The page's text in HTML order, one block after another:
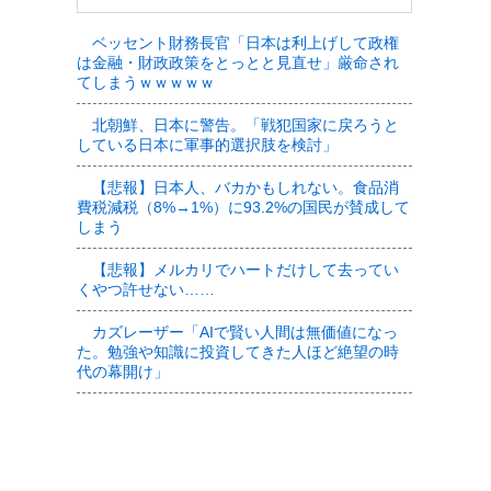
ベッセント財務長官「日本は利上げして政権
は金融・財政政策をとっとと見直せ」厳命され
てしまうｗｗｗｗｗ
北朝鮮、日本に警告。「戦犯国家に戻ろうと
している日本に軍事的選択肢を検討」
【悲報】日本人、バカかもしれない。食品消
費税減税（8%→1%）に93.2%の国民が賛成して
しまう
【悲報】メルカリでハートだけして去ってい
くやつ許せない……
カズレーザー「AIで賢い人間は無価値になっ
た。勉強や知識に投資してきた人ほど絶望の時
代の幕開け」